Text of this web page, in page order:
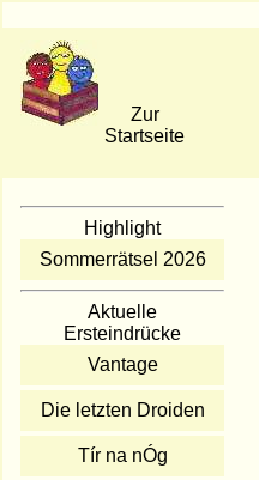
Zur
Startseite
Highlight
Sommerrätsel 2026
Aktuelle
Ersteindrücke
Vantage
Die letzten Droiden
Tír na nÓg